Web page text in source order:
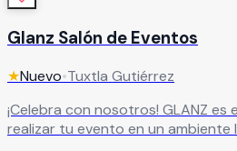
Glanz Salón de Eventos
★Nuevo•Tuxtla Gutiérrez
¡Celebra con nosotros! GLANZ es
realizar tu evento en un ambiente